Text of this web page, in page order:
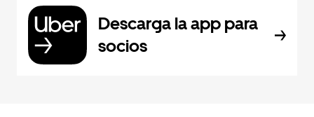
Descarga la app para
socios